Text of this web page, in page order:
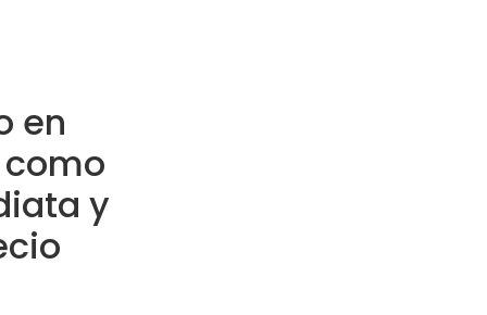
en
y